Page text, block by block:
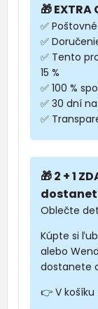
🎁 EXTRA
✅ Poštovné
✅
✅ Tento
15 %
✅ 100 %
✅ 30 dní
✅
🎁 2 + 1
Oblečte
Kúpte si
alebo
dostanete
👉 V